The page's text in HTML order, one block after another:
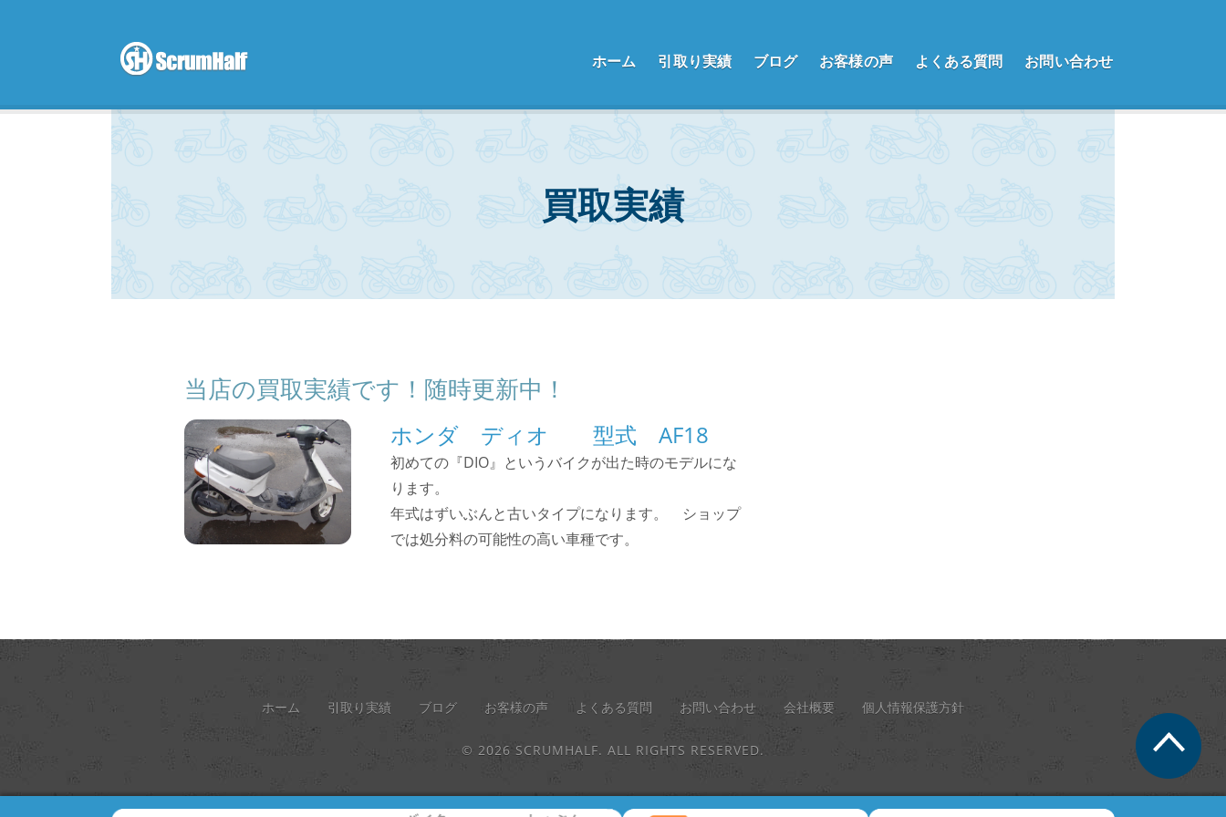
ホーム 引取り実績 ブログ お客様の声 よくある質問 お問い合わせ
買取実績
当店の買取実績です！随時更新中！
ホンダ ディオ 型式 AF18
初めての『DIO』というバイクが出た時のモデルにな
ります。
年式はずいぶんと古いタイプになります。 ショップ
では処分料の可能性の高い車種です。
ホーム 引取り実績 ブログ お客様の声 よくある質問 お問い合わせ 会社概要 個人情報保護方針
© 2026 SCRUMHALF. ALL RIGHTS RESERVED.